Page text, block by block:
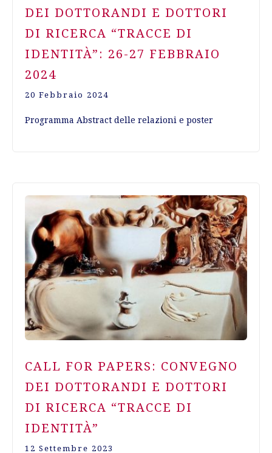
DEI DOTTORANDI E DOTTORI
DI RICERCA “TRACCE DI
IDENTITÀ”: 26-27 FEBBRAIO
2024
20 Febbraio 2024
Programma Abstract delle relazioni e poster
CALL FOR PAPERS: CONVEGNO
DEI DOTTORANDI E DOTTORI
DI RICERCA “TRACCE DI
IDENTITÀ”
12 Settembre 2023